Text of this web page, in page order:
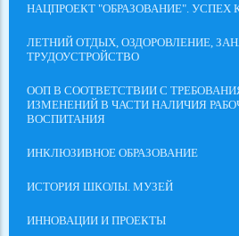
НАЦПРОЕКТ "ОБРАЗОВАНИЕ". УСПЕХ
ЛЕТНИЙ ОТДЫХ, ОЗДОРОВЛЕНИЕ,
ТРУДОУСТРОЙСТВО
ООП В СООТВЕТСТВИИ С
ИЗМЕНЕНИЙ В ЧАСТИ НАЛИЧИЯ
ВОСПИТАНИЯ
ИНКЛЮЗИВНОЕ ОБРАЗОВАНИЕ
ИСТОРИЯ ШКОЛЫ. МУЗЕЙ
ИННОВАЦИИ И ПРОЕКТЫ